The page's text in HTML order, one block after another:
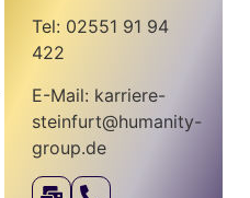
Tel: 02551 91 94
422
E-Mail: karriere-
steinfurt@humanity-
group.de